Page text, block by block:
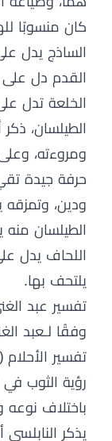
كان منسوبًا
الساذج يدل
القدم دل على
الخلعة تدل
الطيلسان،
ومروءته،
حرفة جيدة
ودين،
الطيلسان
اللحاف يدل
يلتحف بها.
تفسير عبد
وفقًا لـعبد
رؤية الثوب
باختلاف نوعه
يذكر